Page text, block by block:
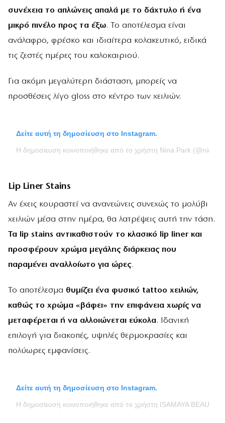
συνέχεια το απλώνεις απαλά με το δάχτυλο ή ένα
μικρό πινέλο προς τα έξω. Το αποτέλεσμα είναι
ανάλαφρο, φρέσκο και ιδιαίτερα κολακευτικό, ειδικά
τις ζεστές ημέρες του καλοκαιριού.
Για ακόμη μεγαλύτερη διάσταση, μπορείς να
προσθέσεις λίγο gloss στο κέντρο των χειλιών.
Δείτε αυτή τη δημοσίευση στο Instagram.
Η δημοσίευση κοινοποιήθηκε από το χρήστη Nina Park
Lip Liner Stains
Αν έχεις κουραστεί να ανανεώνεις συνεχώς το μολύβι
χειλιών μέσα στην ημέρα, θα λατρέψεις αυτή την τάση.
Τα lip stains αντικαθιστούν το κλασικό lip liner και
προσφέρουν χρώμα μεγάλης διάρκειας που
παραμένει αναλλοίωτο για ώρες.
Το αποτέλεσμα θυμίζει ένα φυσικό tattoo χειλιών,
καθώς το χρώμα «βάφει» την επιφάνεια χωρίς να
μεταφέρεται ή να αλλοιώνεται εύκολα. Ιδανική
επιλογή για διακοπές, υψηλές θερμοκρασίες και
πολύωρες εμφανίσεις.
Δείτε αυτή τη δημοσίευση στο Instagram.
Η δημοσίευση κοινοποιήθηκε από το χρήστη ISAMAYA